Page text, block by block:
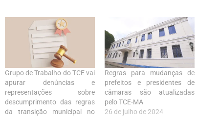
Grupo de Trabalho do TCE vai
apurar denúncias e
representações sobre
descumprimento das regras
da transição municipal no
Regras para mudanças de
prefeitos e presidentes de
câmaras são atualizadas
pelo TCE-MA
26 de julho de 2024